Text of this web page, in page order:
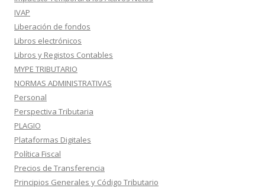
IVAP
Liberación de fondos
Libros electrónicos
Libros y Registos Contables
MYPE TRIBUTARIO
NORMAS ADMINISTRATIVAS
Personal
Perspectiva Tributaria
PLAGIO
Plataformas Digitales
Política Fiscal
Precios de Transferencia
Principios Generales y Código Tributario